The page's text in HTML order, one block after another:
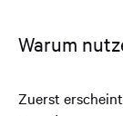
Warum
Zuerst